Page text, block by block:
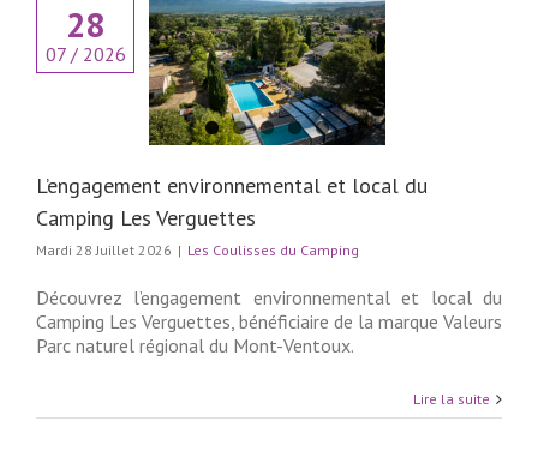
28
07 / 2026
L’engagement environnemental et local du
Camping Les Verguettes
Mardi 28 Juillet 2026 | Les Coulisses du Camping
Découvrez l’engagement environnemental et local du
Camping Les Verguettes, bénéficiaire de la marque Valeurs
Parc naturel régional du Mont-Ventoux.
Lire la suite